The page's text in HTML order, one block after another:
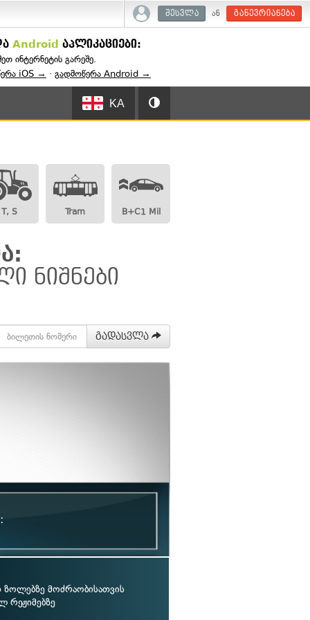
შესვლა ან გაწევრიანება
Android აპლიკაციები:
ინტერნეტის გარეშე.
iOS → · გადმოწერა Android →
KA
T, S Tram B+C1 Mil
ნიშნები
გადასვლა
მოძრაობისათვის
რეჟიმებზე